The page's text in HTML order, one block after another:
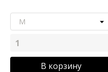
В корзину